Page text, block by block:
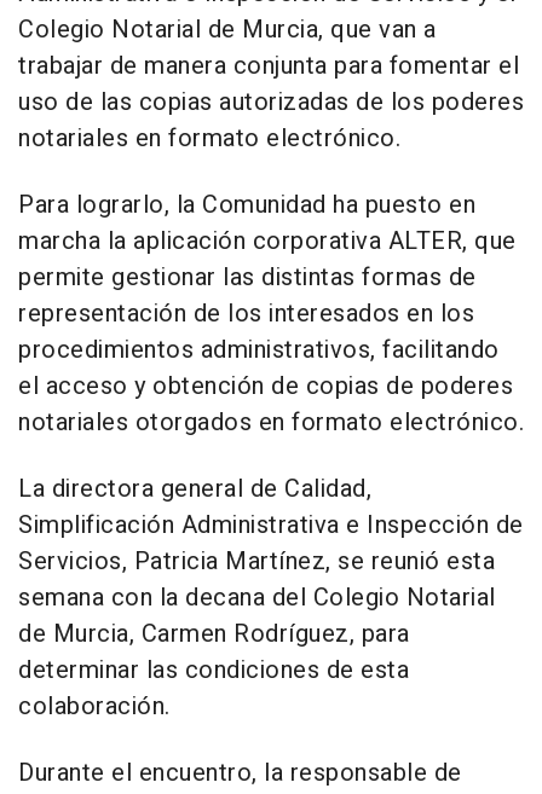
Colegio Notarial de Murcia, que van a
trabajar de manera conjunta para fomentar el
uso de las copias autorizadas de los poderes
notariales en formato electrónico.
Para lograrlo, la Comunidad ha puesto en
marcha la aplicación corporativa ALTER, que
permite gestionar las distintas formas de
representación de los interesados en los
procedimientos administrativos, facilitando
el acceso y obtención de copias de poderes
notariales otorgados en formato electrónico.
La directora general de Calidad,
Simplificación Administrativa e Inspección de
Servicios, Patricia Martínez, se reunió esta
semana con la decana del Colegio Notarial
de Murcia, Carmen Rodríguez, para
determinar las condiciones de esta
colaboración.
Durante el encuentro, la responsable de